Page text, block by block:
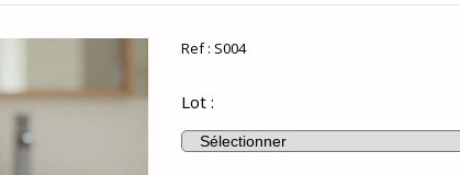
Ref : S004
Lot :